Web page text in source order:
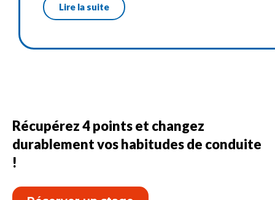
Lire la suite
Récupérez 4 points et changez
durablement vos habitudes de conduite
!